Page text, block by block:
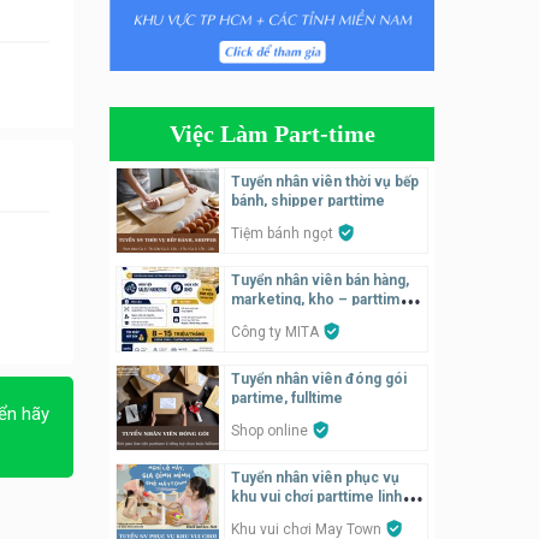
hãy
Tuyển nhân viên pha chế
tiệm trà sữa
hàng tiệm bánh ngọt
Tiệm bánh ngọt
phục vụ bàn
Tuyển quản lý, kế toán ca,
bếp, bếp chính lương cao
Nhà hàng Phố Men Chill
Tuyển nhân viên đóng gói
parttime
Shop online
Việc Làm Part-time
Tuyển nhân viên thời vụ bếp
bánh, shipper parttime
Tiệm bánh ngọt
Tuyển nhân viên bán hàng,
marketing, kho – parttime,
Công ty MITA
Tuyển nhân viên đóng gói
partime, fulltime
Shop online
Tuyển nhân viên phục vụ
khu vui chơi parttime linh
Khu vui chơi May Town